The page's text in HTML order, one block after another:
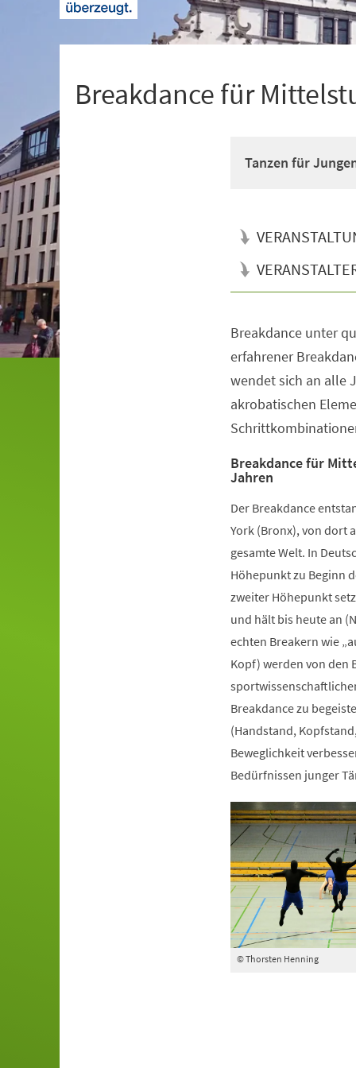
Breakdance für
Tanzen für
Breakdance unter
erfahrener
wendet sich an alle
akrobatischen
Breakdance für
Jahren
Der Breakdance
York (Bronx), von dort
gesamte Welt. In
Höhepunkt zu Beginn
zweiter Höhepunkt
und hält bis heute an
echten Breakern wie
Kopf) werden von den
Breakdance zu
(Handstand,
Beweglichkeit
Bedürfnissen junger
© Thorsten Henning